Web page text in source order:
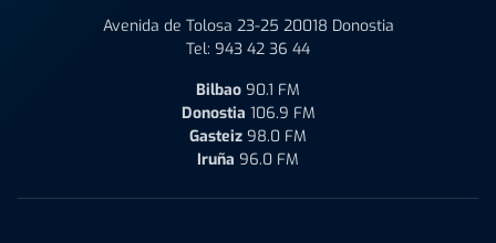
Avenida de Tolosa 23-25 20018 Donostia
Tel: 943 42 36 44
Bilbao 90.1 FM
Donostia 106.9 FM
Gasteiz 98.0 FM
Iruña 96.0 FM